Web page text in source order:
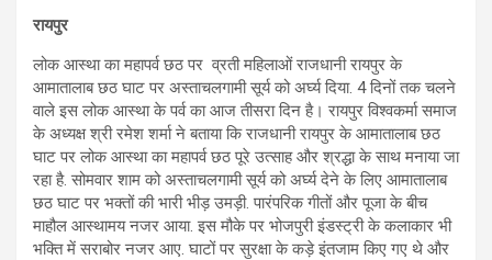
रायपुर
लोक आस्था का महापर्व छठ पर व्रती महिलाओं राजधानी रायपुर के
आमातालाब छठ घाट पर अस्ताचलगामी सूर्य को अर्घ्य दिया. 4 दिनों तक चलने
वाले इस लोक आस्था के पर्व का आज तीसरा दिन है। रायपुर विश्वकर्मा समाज
के अध्यक्ष श्री रमेश शर्मा ने बताया कि राजधानी रायपुर के आमातालाब छठ
घाट पर लोक आस्था का महापर्व छठ पूरे उत्साह और श्रद्धा के साथ मनाया जा
रहा है. सोमवार शाम को अस्‍ताचलगामी सूर्य को अर्घ्‍य देने के लिए आमातालाब
छठ घाट पर भक्तों की भारी भीड़ उमड़ी. पारंपरिक गीतों और पूजा के बीच
माहौल आस्थामय नजर आया. इस मौके पर भोजपुरी इंडस्‍ट्री के कलाकार भी
भक्ति में सराबोर नजर आए. घाटों पर सुरक्षा के कड़े इंतजाम किए गए थे और